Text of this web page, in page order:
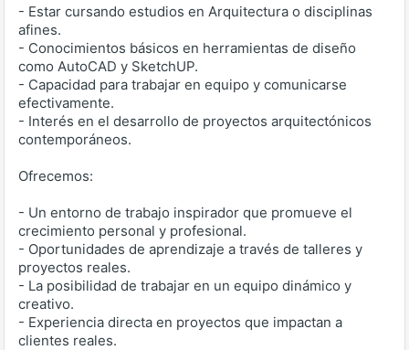
- Estar cursando estudios en Arquitectura o disciplinas
afines.
- Conocimientos básicos en herramientas de diseño
como AutoCAD y SketchUP.
- Capacidad para trabajar en equipo y comunicarse
efectivamente.
- Interés en el desarrollo de proyectos arquitectónicos
contemporáneos.
Ofrecemos:
- Un entorno de trabajo inspirador que promueve el
crecimiento personal y profesional.
- Oportunidades de aprendizaje a través de talleres y
proyectos reales.
- La posibilidad de trabajar en un equipo dinámico y
creativo.
- Experiencia directa en proyectos que impactan a
clientes reales.